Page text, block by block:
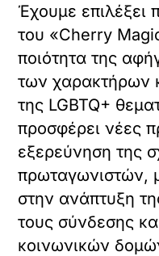
Έχουμε επιλέξει
του «Cherry
ποιότητα της
των χαρακτήρων
της LGBTQ+
προσφέρει νέες
εξερεύνηση της
πρωταγωνιστών,
στην ανάπτυξη
τους σύνδεσης
κοινωνικών